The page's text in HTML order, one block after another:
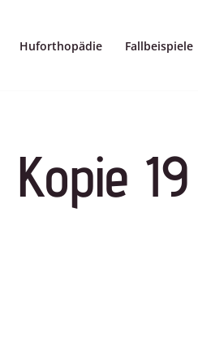
Huforthopädie Fallbeispiele
19